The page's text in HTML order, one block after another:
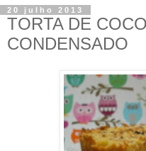
20 julho 2013
TORTA DE
CONDENSADO